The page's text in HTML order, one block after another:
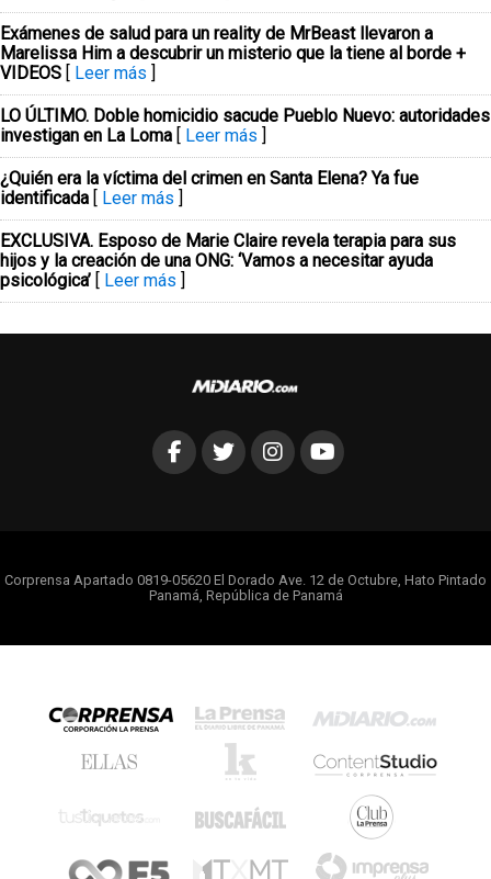
Exámenes de salud para un reality de MrBeast llevaron a
Marelissa Him a descubrir un misterio que la tiene al borde +
VIDEOS [ Leer más ]
LO ÚLTIMO. Doble homicidio sacude Pueblo Nuevo: autoridades
investigan en La Loma [ Leer más ]
¿Quién era la víctima del crimen en Santa Elena? Ya fue
identificada [ Leer más ]
EXCLUSIVA. Esposo de Marie Claire revela terapia para sus
hijos y la creación de una ONG: ‘Vamos a necesitar ayuda
psicológica’ [ Leer más ]
Corprensa Apartado 0819-05620 El Dorado Ave. 12 de Octubre, Hato Pintado
Panamá, República de Panamá